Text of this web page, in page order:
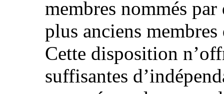
membres nommés
plus anciens
Cette disposition
suffisantes